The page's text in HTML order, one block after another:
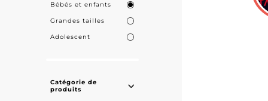
Bébés et enfants
Grandes tailles
Adolescent
Catégorie de
produits